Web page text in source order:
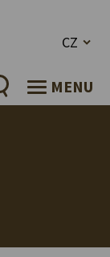
CZ
MENU